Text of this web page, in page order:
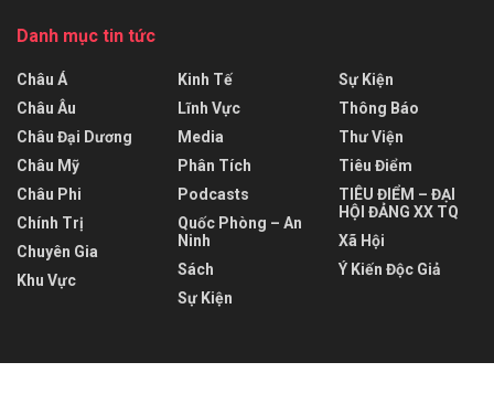
Danh mục tin tức
Châu Á
Châu Âu
Châu Đại Dương
Châu Mỹ
Châu Phi
Chính Trị
Chuyên Gia
Khu Vực
Kinh Tế
Lĩnh Vực
Media
Phân Tích
Podcasts
Quốc Phòng – An
Ninh
Sách
Sự Kiện
Sự Kiện
Thông Báo
Thư Viện
Tiêu Điểm
TIÊU ĐIỂM – ĐẠI
HỘI ĐẢNG XX TQ
Xã Hội
Ý Kiến Độc Giả